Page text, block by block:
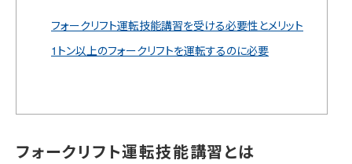
フォークリフト運転技能講習を受ける必要性とメリット
1トン以上のフォークリフトを運転するのに必要
フォークリフト運転技能講習とは